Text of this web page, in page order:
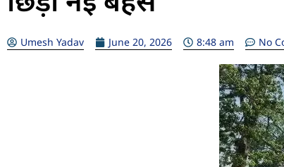
Umesh Yadav June 20, 2026 8:48 am No